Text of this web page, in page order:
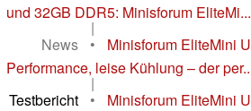
und 32GB DDR5: Minisforum EliteMi...
|
News
•
Minisforum EliteMini
Performance, leise Kühlung – der
|
Testbericht
•
Minisforum EliteMini